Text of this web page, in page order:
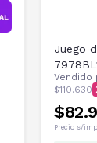
Juego
Vendido
$110.630
Precio s/